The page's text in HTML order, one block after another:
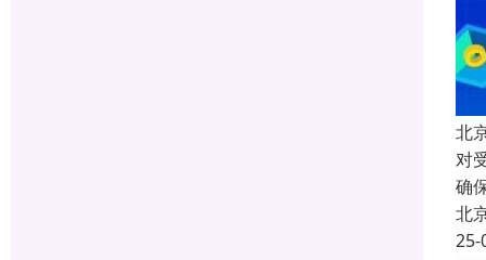
北
对
确
北
25-